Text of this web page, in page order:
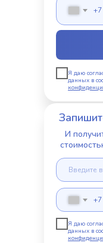
+7
Я даю
данных в
И
+7
Я даю
данных в